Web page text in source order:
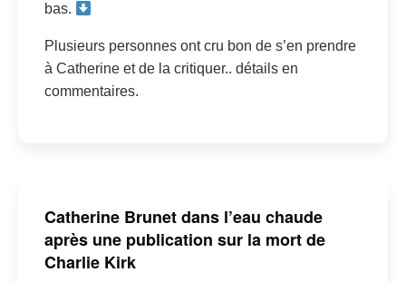
bas.
Plusieurs personnes ont cru bon de s’en prendre
à Catherine et de la critiquer.. détails en
commentaires.
Catherine Brunet dans l’eau chaude
après une publication sur la mort de
Charlie Kirk